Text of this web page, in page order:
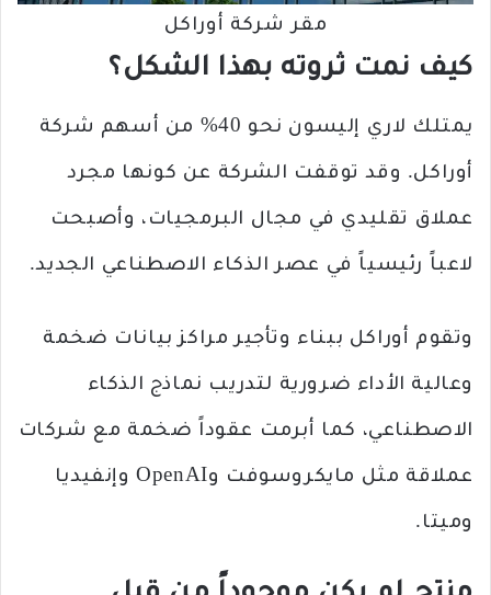
مقر شركة أوراكل
كيف نمت ثروته بهذا الشكل؟
يمتلك لاري إليسون نحو 40% من أسهم شركة
أوراكل. وقد توقفت الشركة عن كونها مجرد
عملاق تقليدي في مجال البرمجيات، وأصبحت
لاعباً رئيسياً في عصر الذكاء الاصطناعي الجديد.
وتقوم أوراكل ببناء وتأجير مراكز بيانات ضخمة
وعالية الأداء ضرورية لتدريب نماذج الذكاء
الاصطناعي، كما أبرمت عقوداً ضخمة مع شركات
عملاقة مثل مايكروسوفت وOpenAI وإنفيديا
وميتا.